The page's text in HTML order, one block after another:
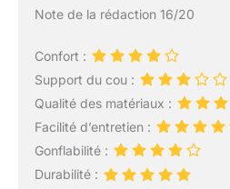
Note de la rédaction 16/20
Confort :
Support du cou :
Qualité des matériaux :
Facilité d’entretien :
Gonflabilité :
Durabilité :